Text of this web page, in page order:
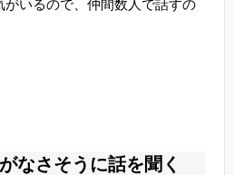
いるので、仲間数人で話すの
なさそうに話を聞く